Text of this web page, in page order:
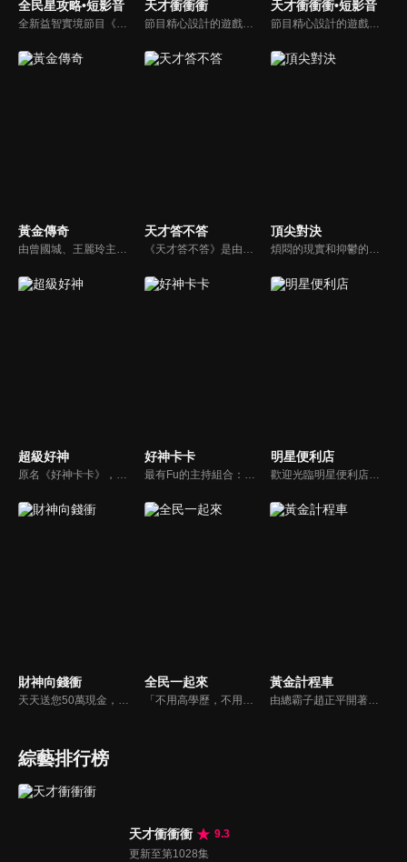
全民星攻略•短影音 天才衝衝衝
節目精心設計的遊戲內容，包括深受觀眾喜愛並且火紅於各大專院校的【TEMPO系列】，考驗藝人用肢體表達能力以及聯想能力的【你是WORD演】、【會演是英雄】，考驗英文程度的【EAR傳耳ABC】，超簡單、超爆笑的【看你怎麼說】，以及考驗藝人反應、機智以及隊友默契的【不可能的默契】等單元，逗趣又爆笑！
天才衝衝衝•短影音
節目精心設計的遊戲內容，包括深受觀眾喜愛並且火紅於各大專院校的【TEMPO系列】，考驗藝人用肢體表達能力以及聯想能力的【你是WORD演】、【會演是英雄】，考驗英文程度的【EAR傳耳ABC】，超簡單、超爆笑的【看你怎麼說】，以及考驗藝人反應、機智以及隊友默契的【不可能的默契】等單元，逗趣又爆笑！
黃金傳奇
由曾國城、王麗玲主持，許多人記憶中的經典外景綜藝節目之一。每次闖關成功的隊伍，可獲得藏寶圖；拼湊出完整藏寶圖者，可憑著藏寶圖提示至寶箱放置處；最後以正確寶箱之正確答案鑰匙開啟成功者，除隊長本身外的每位參賽者，即可獲得價值新台幣5萬元之黃金金牌。
天才答不答
《天才答不答》是由吳宗憲和吳怡霈共同主持的益智節目。節目設立高額的獎金來考驗藝人們真實的人性，同時將題目立體化，讓你身歷其境去冒險答題。更有哪些出乎意料的處罰，讓藝人羞愧的不想再答錯！一個最接近「人性」與「真實」的益智節目，現在就讓吳宗憲帶你輕鬆玩轉知識。
頂尖對決
煩悶的現實和抑鬱的社會，你需要的就是笑、大聲笑、開口笑，《頂尖對決》就要你笑到落ㄟ骸，最具綜藝實力的庹宗康，和喜感十足的納豆各自領軍對抗，藝人搞笑pk笑果十足，《頂尖對決》讓你忘掉一週煩惱！
超級好神
原名《好神卡卡》，後改名為《超級好神》，是一檔益智類綜藝節目，由「A咖天王」徐乃麟搭配黃鐙輝主持。「好神智慧王」、「好神記憶王」、「誰是爆點王」、「好神送好禮」四個單元，讓來賓一較高下。比反應，比記憶，比機智，比膽識，幸運女神的眷顧與遠離永遠都是個未知數！
好神卡卡
最有Fu的主持組合：「A咖天王」徐乃麟+「好神天心」朱芯儀+「真理大學校花」洪棠+「台大獸醫碩士」LYDIA。遊戲的層層關卡，來賓必須要和主持人比反應，比記憶，比機智，比膽識，幸運女神的眷顧與遠離永遠都是個未知數！
明星便利店
歡迎光臨明星便利店！你覺得便利店裡面有什麼？關東煮？茶葉蛋？還是讓你尖叫的大明星？一家擁有明星的便利店，到底有多稀奇，你會不會想要光臨呢？
財神向錢衝
天天送您50萬現金，還有汽車大獎！不考智力、體力，挑戰家人、同事、同學、朋友互相了解的成渡和共同生活經驗。快來參加《財神向前衝》大獎通通送給您。
全民一起來
「不用高學歷，不用會答題，全民一起來，獎金拿不完！」《全民一起來》是一檔結合手機遊戲的大型現場直播益智節目，「記憶、觀察、反應、平衡、敏捷...」，多道關卡考驗挑戰者的多元智能及體能，見證藝人明星各項不可思議的挑戰。
黃金計程車
由總霸子趙正平開著計程車在街頭隨機找尋搭車路人，進行機智問答，如果十題答對就可以拿走金元寶！如果沒有答對，就把當前獎金減一個0然後發放！另外節目中總霸子趙正平還會帶我們遍尋美食名景。
綜藝排行榜
天才衝衝衝
9.3
更新至第1028集